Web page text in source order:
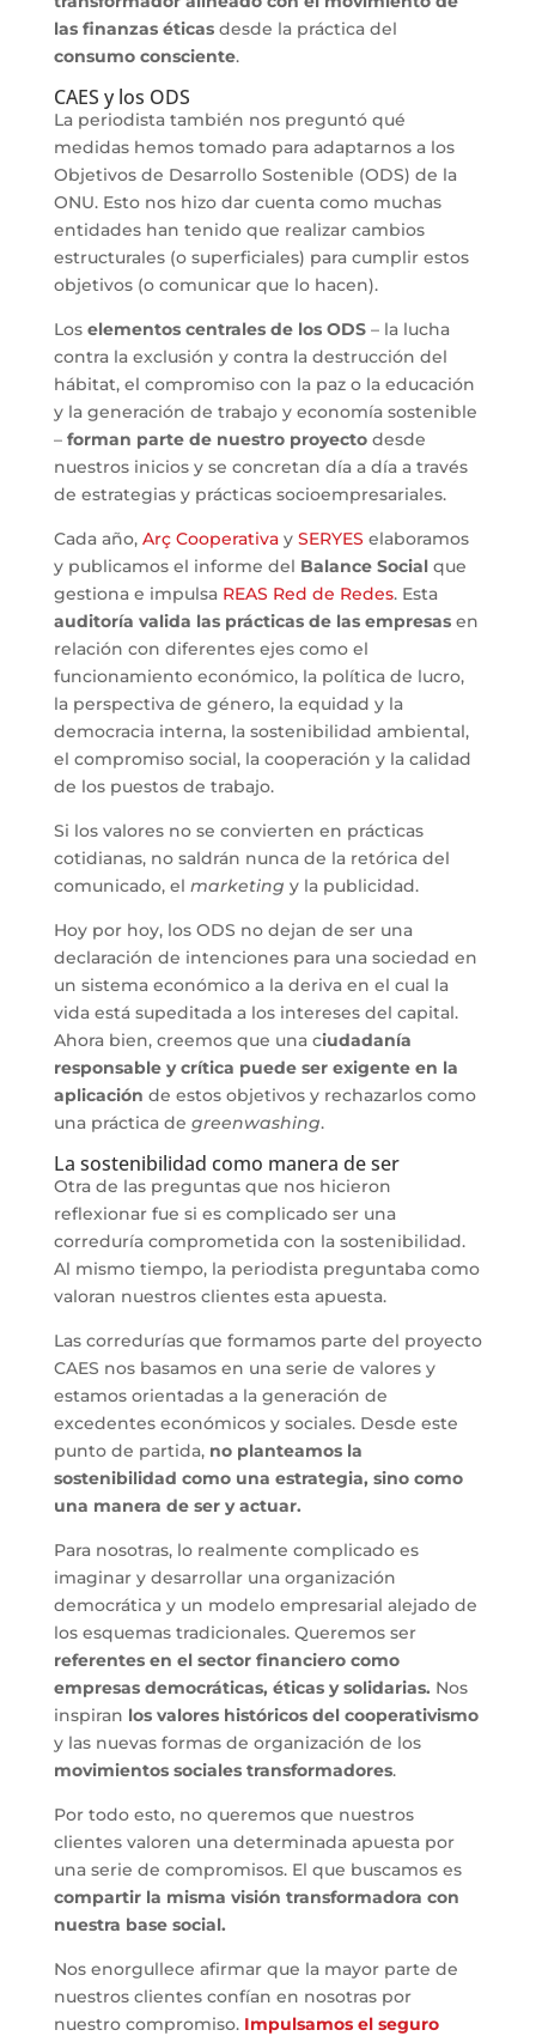
las finanzas éticasdesde la práctica del
consumo consciente.
CAES y los ODS
La periodista también nos preguntó qué
medidas hemos tomado para adaptarnos a los
Objetivos de Desarrollo Sostenible (ODS) de la
ONU. Esto nos hizo dar cuenta como muchas
entidades han tenido que realizar cambios
estructurales (o superficiales) para cumplir estos
objetivos (o comunicar que lo hacen).
Los elementos centrales de los ODS– la lucha
contra la exclusión y contra la destrucción del
hábitat, el compromiso con la paz o la educación
y la generación de trabajo y economía sostenible
– forman parte de nuestro proyectodesde
nuestros inicios y se concretan día a día a través
de estrategias y prácticas socioempresariales.
Cada año, Arç Cooperativay SERYES elaboramos
y publicamos el informe del Balance Socialque
gestiona e impulsa REAS Red de Redes. Esta
auditoría valida las prácticas de las empresas en
relación con diferentes ejes como el
funcionamiento económico, la política de lucro,
la perspectiva de género, la equidad y la
democracia interna, la sostenibilidad ambiental,
el compromiso social, la cooperación y la calidad
de los puestos de trabajo.
Si los valores no se convierten en prácticas
cotidianas, no saldrán nunca de la retórica del
comunicado, el marketing y la publicidad.
Hoy por hoy, los ODS no dejan de ser una
declaración de intenciones para una sociedad en
un sistema económico a la deriva en el cual la
vida está supeditada a los intereses del capital.
Ahora bien, creemos que una ciudadanía
responsable y crítica puede ser exigente en la
aplicación de estos objetivos y rechazarlos como
una práctica de greenwashing.
La sostenibilidad como manera de ser
Otra de las preguntas que nos hicieron
reflexionar fue si es complicado ser una
correduría comprometida con la sostenibilidad.
Al mismo tiempo, la periodista preguntaba como
valoran nuestros clientes esta apuesta.
Las corredurías que formamos parte del proyecto
CAES nos basamos en una serie de valores y
estamos orientadas a la generación de
excedentes económicos y sociales. Desde este
punto de partida, no planteamos la
sostenibilidad como una estrategia, sino como
una manera de ser y actuar.
Para nosotras, lo realmente complicado es
imaginar y desarrollar una organización
democrática y un modelo empresarial alejado de
los esquemas tradicionales. Queremos ser
referentes en el sector financiero como
empresas democráticas, éticas y solidarias. Nos
inspiran los valores históricos del cooperativismo
y las nuevas formas de organización de los
movimientos sociales transformadores.
Por todo esto, no queremos que nuestros
clientes valoren una determinada apuesta por
una serie de compromisos. El que buscamos es
compartir la misma visión transformadora con
nuestra base social.
Nos enorgullece afirmar que la mayor parte de
nuestros clientes confían en nosotras por
nuestro compromiso. Impulsamos el seguro